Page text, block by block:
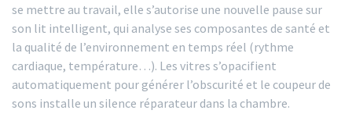
se mettre au travail, elle s’autorise une nouvelle pause sur
son lit intelligent, qui analyse ses composantes de santé et
la qualité de l’environnement en temps réel (rythme
cardiaque, température…). Les vitres s’opacifient
automatiquement pour générer l’obscurité et le coupeur de
sons installe un silence réparateur dans la chambre.